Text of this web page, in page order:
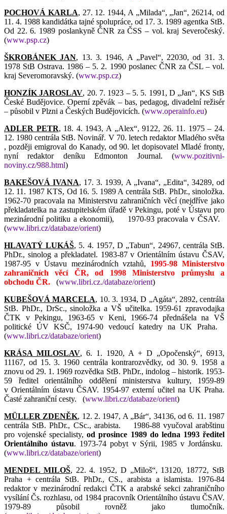
POCHOVÁ KARLA, 27. 12. 1944, A „Milada“, „Jan“, 26214, od
11. 4. 1988 kandidátka tajné spolupráce, od 17. 3. 1989 agentka StB.
Od 22. 6. 1989 poslankyně ČNR za ČSS – vol. kraj Severočeský.
(www.psp.cz)
ŠKROBÁNEK JAN, 13. 3. 1946, A „Pavel“, 22030, od 31. 3.
1978 StB Ostrava. 1986 – 5. 2. 1990 poslanec ČNR za ČSL – vol.
kraj Severomoravský. (www.psp.cz)
HONZÍK JAROSLAV, 20. 7. 1923 – 5. 5. 1991, D „Jan“, KS StB
České Budějovice. Operní zpěvák – bas, pedagog, divadelní režisér
– působil v Plzni a Českých Budějovicích. (www.operainfo.eu)
ADLER PETR, 18. 4. 1943, A „Alex“, 9122, 26. 11. 1975 – 24.
12. 1980 centrála StB. Novinář. V 70. letech redaktor Mladého světa
, později emigroval do Kanady, od 90. let dopisovatel Mladé fronty,
nyní redaktor deníku Edmonton Journal. (www.pozitivni-
noviny.cz/988.html)
BAKEŠOVÁ IVANA, 17. 3. 1939, A „Ivana“, „Edita“, 34289, od
12. 11. 1987 KTS, Od 16. 5. 1989 A centrála StB. PhDr., sinoložka.
1962-70 pracovala na Ministerstvu zahraničních věcí (nejdříve jako
překladatelka na zastupitelském úřadě v Pekingu, poté v Ústavu pro
mezinárodní politiku a ekonomii),
1970-93 pracovala v ČSAV.
(www.libri.cz/databaze/orient)
HLAVATÝ LUKÁŠ, 5. 4. 1957, D „Tabun“, 24967, centrála StB.
PhDr., sinolog a překladatel. 1983-87 v Orientálním ústavu ČSAV,
1987-95 v Ústavu mezinárodních vztahů, 1995-98 Ministerstvo
zahraničních věcí ČR, od 1998 Ministerstvo průmyslu a
obchodu ČR.
(www.libri.cz./databaze/orient)
KUBEŠOVÁ MARCELA, 10. 3. 1934, D „Agáta“, 2892, centrála
StB. PhDr., DrSc., sinoložka a VŠ učitelka. 1959-61 zpravodajka
ČTK v Pekingu, 1963-65 v Keni, 1966-74 přednášela na VŠ
politické ÚV KSČ, 1974-90 vedoucí katedry na UK Praha.
(www.libri.cz/databaze/orient)
KRÁSA MILOSLAV, 6. 1. 1920, A + D „Opočenský“, 6913,
11167, od 15. 3. 1960 centrála kontrarozvědky, od 30. 9. 1958 a
znovu od 29. 1. 1969 rozvědka StB. PhDr., indolog – historik. 1953-
59 ředitel orientálního oddělení ministerstva kultury, 1959-89
v Orientálním ústavu ČSAV. 1954-97 externí učitel na UK Praha.
Časté zahraniční cesty.
(www.libri.cz/databaze/orient)
MÜLLER ZDENĚK, 12. 2. 1947, A „Bár“, 34136, od 6. 11. 1987
centrála StB. PhDr., CSc., arabista.
1986-88 vyučoval arabštinu
pro vojenské specialisty,od prosince 1989 do ledna 1993 ředitel
Orientálního ústavu. 1973-74 pobyt v Sýrii, 1985 v Jordánsku.
(www.libri.cz/databaze/orient)
MENDEL MILOŠ, 22. 4. 1952, D „Miloš“, 13120, 18772, StB
Praha + centrála StB. PhDr., CS., arabista a islamista. 1976-84
redaktor v mezinárodní redakci ČTK a arabské sekci zahraničního
vysílání Čs. rozhlasu, od 1984 pracovník Orientálního ústavu ČSAV.
1979-89 působil rovněž jako tlumočník.